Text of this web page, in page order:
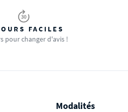
FACILES
pour changer d'avis !
Modalités